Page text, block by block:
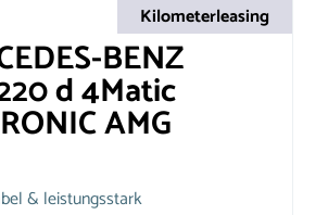
Kilometerleasing
BENZ
d 4Matic
AMG
& leistungsstark